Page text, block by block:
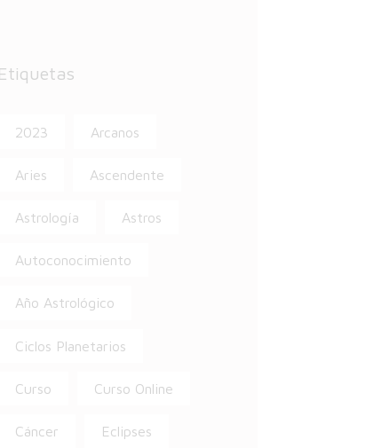
Etiquetas
2023 Arcanos
Aries Ascendente
Astrología Astros
Autoconocimiento
Año Astrológico
Ciclos Planetarios
Curso Curso Online
Cáncer Eclipses